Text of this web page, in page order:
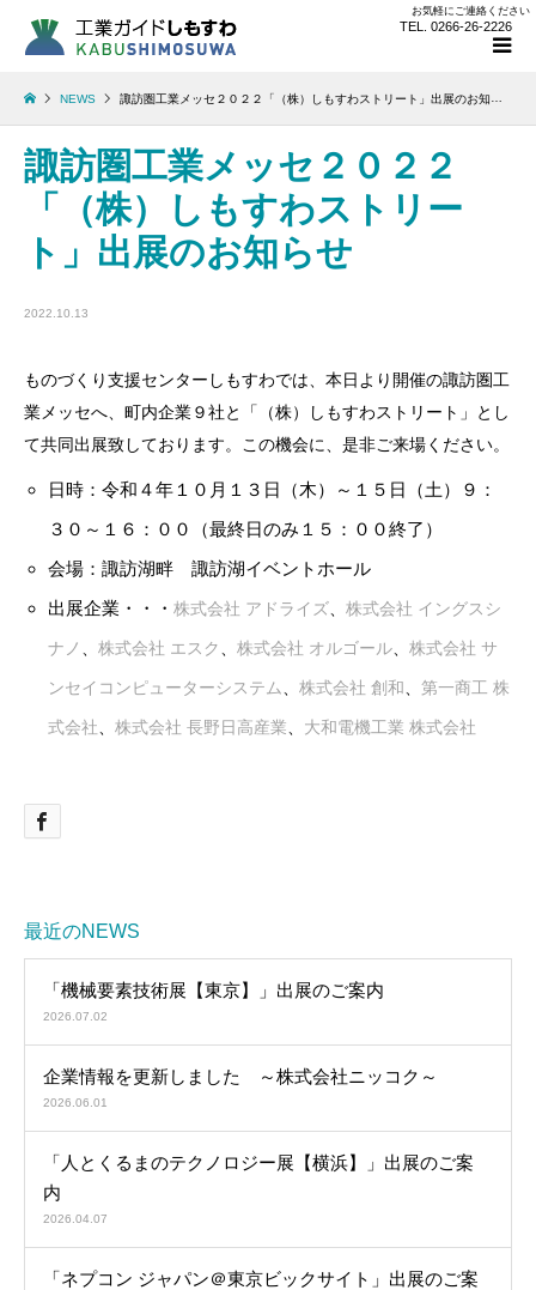
お気軽にご連絡ください
TEL. 0266-26-2226
NEWS 諏訪圏工業メッセ２０２２「（株）しもすわストリート」出展のお知らせ
諏訪圏工業メッセ２０２２
「（株）しもすわストリー
ト」出展のお知らせ
2022.10.13
ものづくり支援センターしもすわでは、本日より開催の諏訪圏工
業メッセへ、町内企業９社と「（株）しもすわストリート」とし
て共同出展致しております。この機会に、是非ご来場ください。
日時：令和４年１０月１３日（木）～１５日（土）９：
３０～１６：００（最終日のみ１５：００終了）
会場：諏訪湖畔 諏訪湖イベントホール
出展企業・・・ 株式会社 アドライズ、 株式会社 イングスシ
ナノ 株式会社 エスク 株式会社 オルゴール、 株式会社 サ
ンセイコンピューターシステム 株式会社 創和 第一商工 株
式会社 株式会社 長野日高産業 大和電機工業 株式会社
最近のNEWS
「機械要素技術展【東京】」出展のご案内
2026.07.02
企業情報を更新しました ～株式会社ニッコク～
2026.06.01
「人とくるまのテクノロジー展【横浜】」出展のご案
内
2026.04.07
「ネプコン ジャパン＠東京ビックサイト」出展のご案